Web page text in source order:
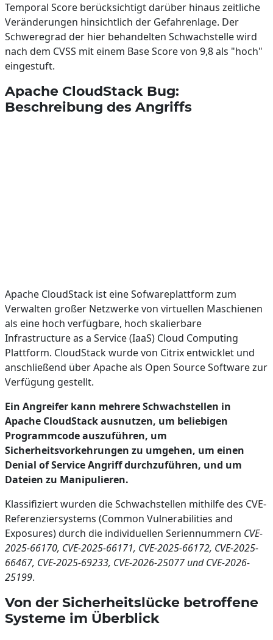
Temporal Score berücksichtigt darüber hinaus zeitliche
Veränderungen hinsichtlich der Gefahrenlage. Der
Schweregrad der hier behandelten Schwachstelle wird
nach dem CVSS mit einem Base Score von 9,8 als "hoch"
eingestuft.
Apache CloudStack Bug:
Beschreibung des Angriffs
Apache CloudStack ist eine Sofwareplattform zum
Verwalten großer Netzwerke von virtuellen Maschienen
als eine hoch verfügbare, hoch skalierbare
Infrastructure as a Service (IaaS) Cloud Computing
Plattform. CloudStack wurde von Citrix entwicklet und
anschließend über Apache als Open Source Software zur
Verfügung gestellt.
Ein Angreifer kann mehrere Schwachstellen in
Apache CloudStack ausnutzen, um beliebigen
Programmcode auszuführen, um
Sicherheitsvorkehrungen zu umgehen, um einen
Denial of Service Angriff durchzuführen, und um
Dateien zu Manipulieren.
Klassifiziert wurden die Schwachstellen mithilfe des CVE-
Referenziersystems (Common Vulnerabilities and
Exposures) durch die individuellen Seriennummern CVE-
2025-66170, CVE-2025-66171, CVE-2025-66172, CVE-2025-
66467, CVE-2025-69233, CVE-2026-25077 und CVE-2026-
25199.
Von der Sicherheitslücke betroffene
Systeme im Überblick